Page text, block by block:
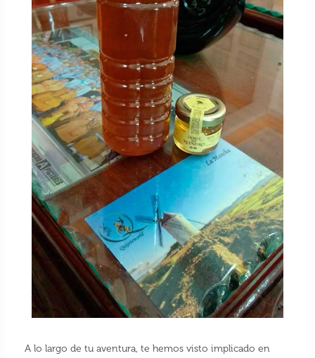
A lo largo de tu aventura, te hemos visto implicado en